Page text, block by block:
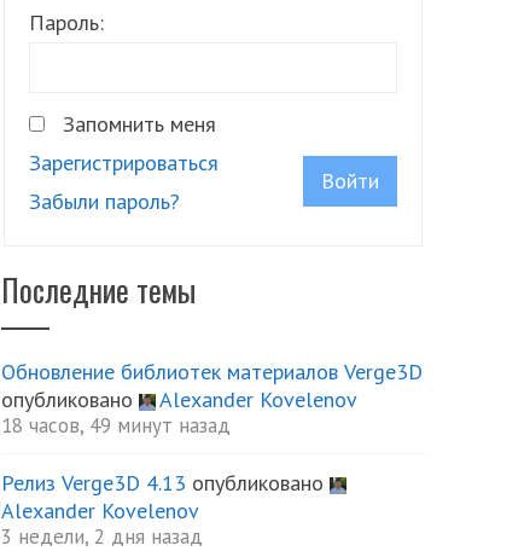
Пароль:
Запомнить меня
Войти
Зарегистрироваться
Забыли пароль?
Последние темы
Обновление библиотек материалов Verge3D
опубликовано
Alexander Kovelenov
18 часов, 49 минут назад
Релиз Verge3D 4.13 опубликовано
Alexander Kovelenov
3 недели, 2 дня назад